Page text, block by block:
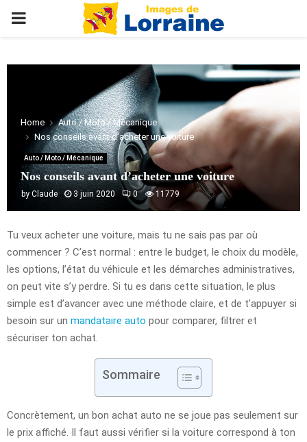
PRIMARY
Home
Auto / Moto / Mécanique
Nos conseils avant d’acheter une voiture
Auto / Moto / Mécanique
Nos conseils avant d’acheter une voiture
by Claude 3 juin 2020 0 11779
Tu veux acheter une voiture, mais tu ne sais pas par où
commencer ? C’est normal : entre le budget, le choix du modèle,
les options, l’état du véhicule et les démarches administratives,
on peut vite s’y perdre. Si tu es dans cette situation, le plus
simple est d’avancer avec une méthode claire, et de t’appuyer si
besoin sur un mandataire auto pour comparer, filtrer et
sécuriser ton achat.
Sommaire
Concrètement, un bon achat auto ne se joue pas seulement sur
le prix affiché. Il faut aussi vérifier si la voiture correspond à ton